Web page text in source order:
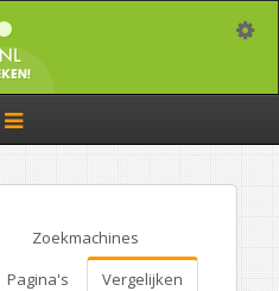
Toggle
navigation
Zoekmachines
Pagina's
Vergelijken